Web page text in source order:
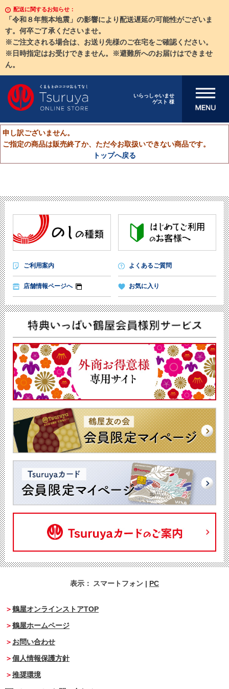
配送に関するお知らせ：
「令和８年熊本地震」の影響により配送遅延の可能性がございま
す。何卒ご了承くださいませ。
※ご注文される場合は、お送り先様のご在宅をご確認ください。
※日時指定はお受けできません。※避難所へのお届けはできませ
ん。
いらっしゃいませ
ゲスト 様
メニューを開
申し訳ございません。
ご指定の商品は販売終了か、ただ今お取扱いできない商品です。
トップへ戻る
ご利用案内 よくあるご質問
店舗情報ページへ お気に入り
表示： スマートフォン | PC
鶴屋オンラインストアTOP
鶴屋ホームページ
お問い合わせ
個人情報保護方針
推奨環境